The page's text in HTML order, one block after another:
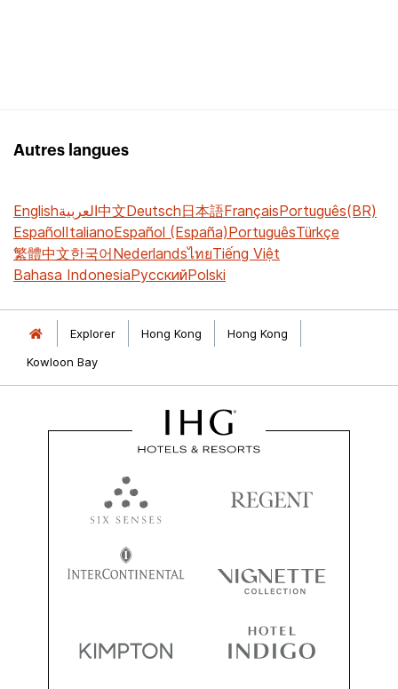
Autres langues
Englishالعربية中文Deutsch日本語FrançaisPortuguês(BR)
EspañolItalianoEspañol (España)PortuguêsTürkçe
繁體中文한국어NederlandsไทยTiếng Việt
Bahasa IndonesiaРусскийPolski
Explorer Hong Kong
Hong Kong
Kowloon Bay